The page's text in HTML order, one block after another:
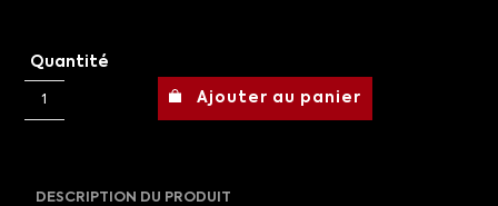
Quantité
Ajouter au panier
DESCRIPTION DU PRODUIT